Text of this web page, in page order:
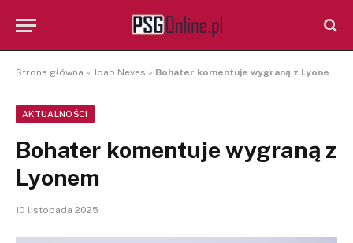
Strona główna » Joao Neves » Bohater komentuje wygraną z Lyonem
AKTUALNOŚCI
Bohater komentuje wygraną z
Lyonem
10 listopada 2025